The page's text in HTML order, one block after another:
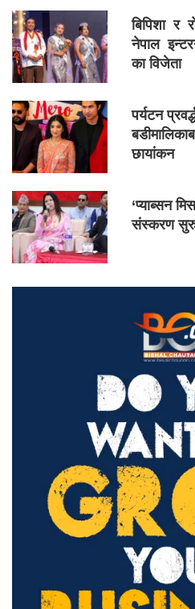
बिपिशा र
नेपाल
का विजेता
पर्यटन
छायांकन
‘प्याब्सन
संस्करण